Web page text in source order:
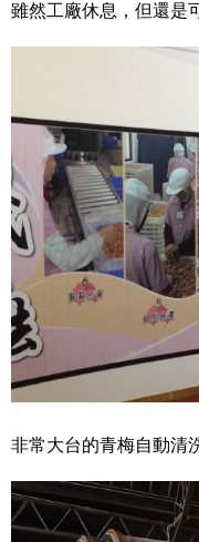
雖然工廠休息，但還是
非常大台的青梅自動清